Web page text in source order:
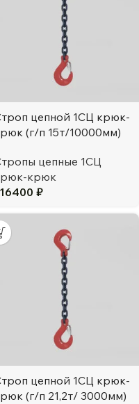
цепной 1СЦ крюк-
(г/п 15т/10000мм)
цепные 1СЦ
крюк
₽
цепной 1СЦ крюк-
(г/п 21,2т/ 3000мм)